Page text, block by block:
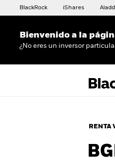
BlackRock iShares
Bienvenido a la
¿No eres un inversor
RENTA